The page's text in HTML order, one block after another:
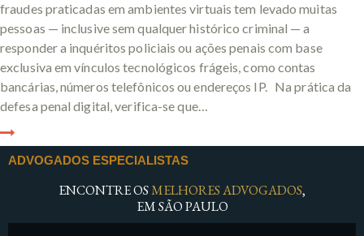
fraudes praticadas em ambientes virtuais tem levado muitas
pessoas — inclusive sem qualquer histórico criminal — a
responder a inquéritos policiais ou ações penais com base
exclusiva em vínculos tecnológicos frágeis, como contas
bancárias, números telefônicos ou endereços IP. Na prática da
defesa penal digital, verifica-se que…
ADVOGADOS ESPECIALISTAS
ENCONTRE OSMELHORES ADVOGADOS,
EM SÃO PAULO